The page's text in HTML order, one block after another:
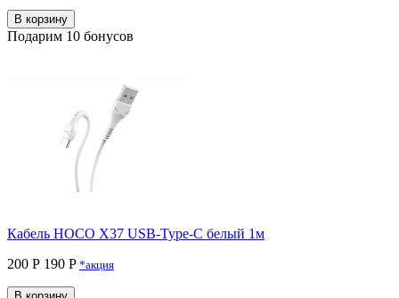
В корзину
Подарим 10 бонусов
Кабель HOCO X37 USB-Type-C белый 1м
200 Р 190 P *акция